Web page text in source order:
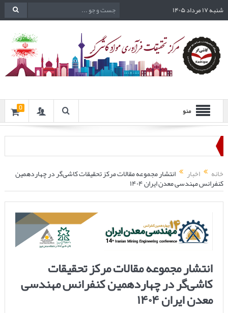
شنبه ۱۷ مرداد ۱۴۰۵
منو 0
خانه اخبار انتشار مجموعه مقالات مرکز تحقیقات کاشی‌گر در چهاردهمین
کنفرانس مهندسی معدن ایران ۱۴۰۴
انتشار مجموعه مقالات مرکز تحقیقات
کاشی‌گر در چهاردهمین کنفرانس مهندسی
معدن ایران ۱۴۰۴